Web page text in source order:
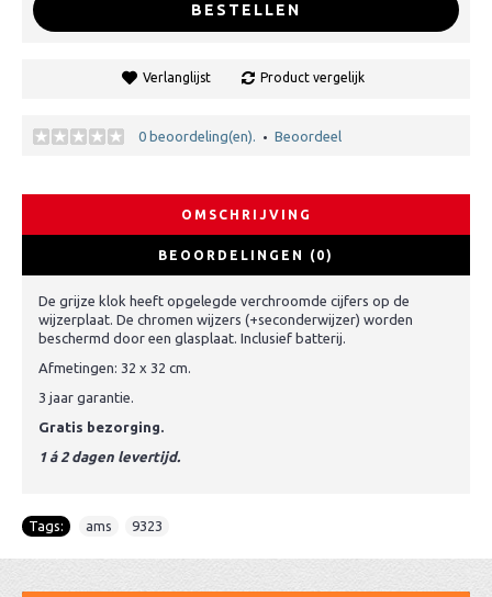
BESTELLEN
Verlanglijst Product vergelijk
0 beoordeling(en). • Beoordeel
OMSCHRIJVING
BEOORDELINGEN (0)
De grijze klok heeft opgelegde verchroomde cijfers op de
wijzerplaat. De chromen wijzers (+seconderwijzer) worden
beschermd door een glasplaat. Inclusief batterij.
Afmetingen: 32 x 32 cm.
3 jaar garantie.
Gratis bezorging.
1 á 2 dagen levertijd.
Tags: ams 9323